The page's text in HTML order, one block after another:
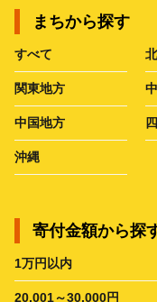
まちから探す
すべて
関東地方
中国地方
沖縄
寄付金額から探
1万円以内
20,001～30,000円